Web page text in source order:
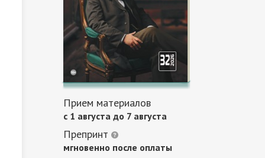
Прием материалов
c 1 августа до 7 августа
Препринт
мгновенно после оплаты